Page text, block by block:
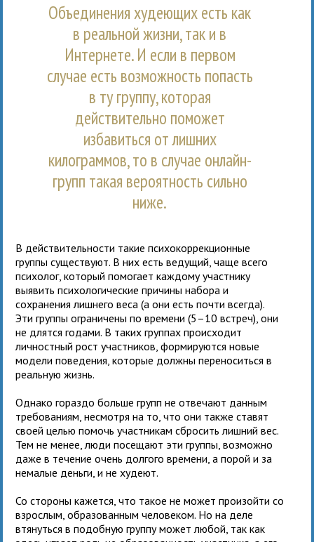
Объединения худеющих есть как
в реальной жизни, так и в
Интернете. И если в первом
случае есть возможность попасть
в ту группу, которая
действительно поможет
избавиться от лишних
килограммов, то в случае онлайн-
групп такая вероятность сильно
ниже.
В действительности такие психокоррекционные
группы существуют. В них есть ведущий, чаще всего
психолог, который помогает каждому участнику
выявить психологические причины набора и
сохранения лишнего веса (а они есть почти всегда).
Эти группы ограничены по времени (5–10 встреч), они
не длятся годами. В таких группах происходит
личностный рост участников, формируются новые
модели поведения, которые должны переноситься в
реальную жизнь.
Однако гораздо больше групп не отвечают данным
требованиям, несмотря на то, что они также ставят
своей целью помочь участникам сбросить лишний вес.
Тем не менее, люди посещают эти группы, возможно
даже в течение очень долгого времени, а порой и за
немалые деньги, и не худеют.
Со стороны кажется, что такое не может произойти со
взрослым, образованным человеком. Но на деле
втянуться в подобную группу может любой, так как